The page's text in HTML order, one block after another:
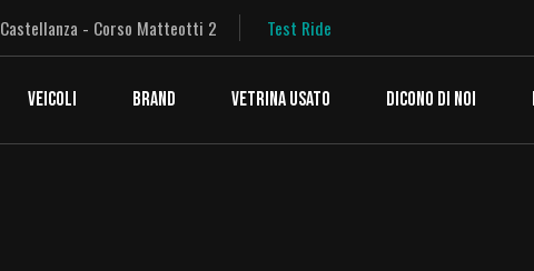
Castellanza - Corso Matteotti 2 Test Ride
VEICOLI BRAND VETRINA USATO DICONO DI NOI